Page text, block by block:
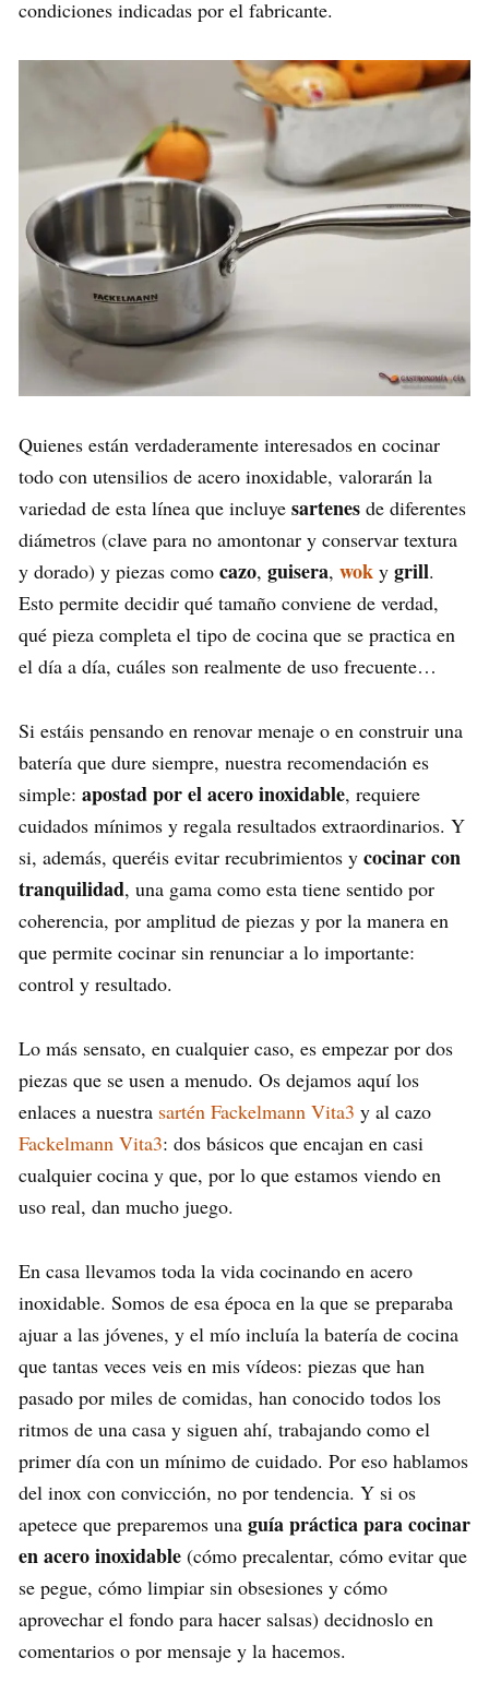
condiciones indicadas por el fabricante.
Quienes están verdaderamente interesados en cocinar
todo con utensilios de acero inoxidable, valorarán la
variedad de esta línea que incluye sartenes de diferentes
diámetros (clave para no amontonar y conservar textura
y dorado) y piezas como cazo, guisera, wok y grill.
Esto permite decidir qué tamaño conviene de verdad,
qué pieza completa el tipo de cocina que se practica en
el día a día, cuáles son realmente de uso frecuente…
Si estáis pensando en renovar menaje o en construir una
batería que dure siempre, nuestra recomendación es
simple: apostad por el acero inoxidable, requiere
cuidados mínimos y regala resultados extraordinarios. Y
si, además, queréis evitar recubrimientos y cocinar con
tranquilidad, una gama como esta tiene sentido por
coherencia, por amplitud de piezas y por la manera en
que permite cocinar sin renunciar a lo importante:
control y resultado.
Lo más sensato, en cualquier caso, es empezar por dos
piezas que se usen a menudo. Os dejamos aquí los
enlaces a nuestra sartén Fackelmann Vita3 y al cazo
Fackelmann Vita3: dos básicos que encajan en casi
cualquier cocina y que, por lo que estamos viendo en
uso real, dan mucho juego.
En casa llevamos toda la vida cocinando en acero
inoxidable. Somos de esa época en la que se preparaba
ajuar a las jóvenes, y el mío incluía la batería de cocina
que tantas veces veis en mis vídeos: piezas que han
pasado por miles de comidas, han conocido todos los
ritmos de una casa y siguen ahí, trabajando como el
primer día con un mínimo de cuidado. Por eso hablamos
del inox con convicción, no por tendencia. Y si os
apetece que preparemos una guía práctica para cocinar
en acero inoxidable (cómo precalentar, cómo evitar que
se pegue, cómo limpiar sin obsesiones y cómo
aprovechar el fondo para hacer salsas) decidnoslo en
comentarios o por mensaje y la hacemos.